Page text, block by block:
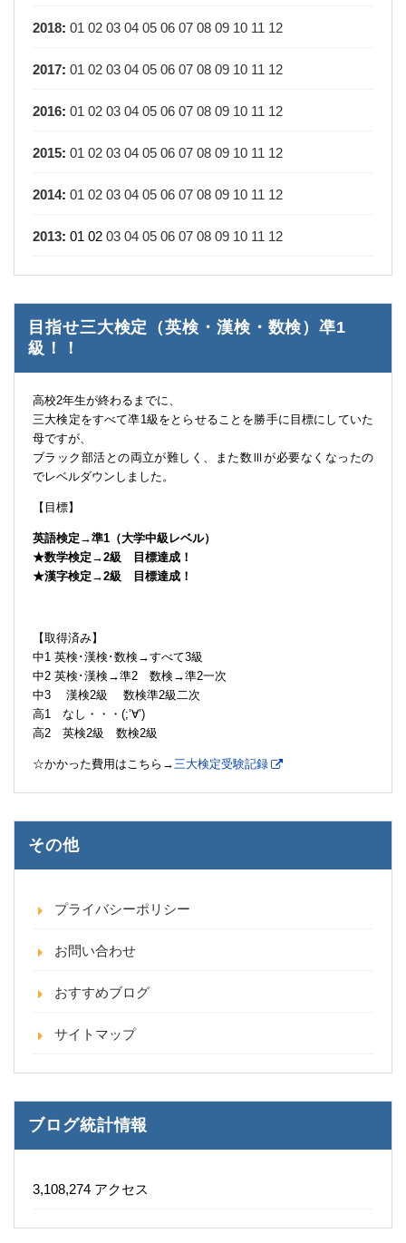
2018: 01 02 03 04 05 06 07 08 09 10 11 12
2017: 01 02 03 04 05 06 07 08 09 10 11 12
2016: 01 02 03 04 05 06 07 08 09 10 11 12
2015: 01 02 03 04 05 06 07 08 09 10 11 12
2014: 01 02 03 04 05 06 07 08 09 10 11 12
2013: 01 02 03 04 05 06 07 08 09 10 11 12
目指せ三大検定（英検・漢検・数検）凖1
級！！
高校2年生が終わるまでに、
三大検定をすべて凖1級をとらせることを勝手に目標にしていた
母ですが、
ブラック部活との両立が難しく、また数Ⅲが必要なくなったの
でレベルダウンしました。
【目標】
英語検定→準1（大学中級レベル）
★数学検定→2級 目標達成！
★漢字検定→2級 目標達成！
【取得済み】
中1 英検･漢検･数検→すべて3級
中2 英検･漢検→準2 数検→準2一次
中3 漢検2級 数検準2級二次
高1 なし・・・(;’∀’)
高2 英検2級 数検2級
☆かかった費用はこちら→ 三大検定受験記録
その他
プライバシーポリシー
お問い合わせ
おすすめブログ
サイトマップ
ブログ統計情報
3,108,274 アクセス